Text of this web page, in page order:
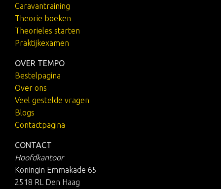
Caravantraining
Theorie boeken
Theorieles starten
Praktijkexamen
OVER TEMPO
Bestelpagina
Over ons
Veel gestelde vragen
Blogs
Contactpagina
CONTACT
Hoofdkantoor
Koningin Emmakade 65
2518 RL Den Haag